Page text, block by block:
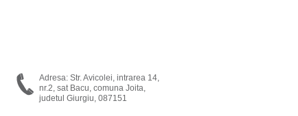
Adresa: Str. Avicolei, intrarea 14,
nr.2, sat Bacu, comuna Joita,
judetul Giurgiu, 087151